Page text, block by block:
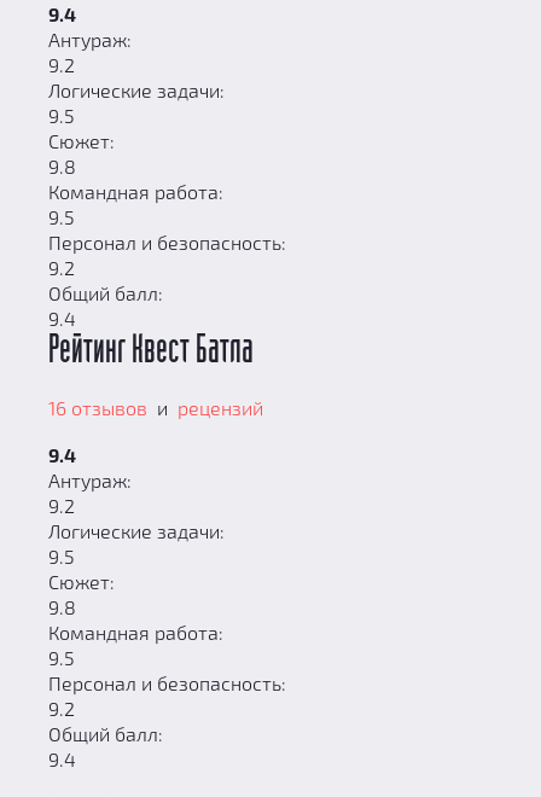
9.4
Антураж:
9.2
Логические задачи:
9.5
Сюжет:
9.8
Командная работа:
9.5
Персонал и безопасность:
9.2
Общий балл:
9.4
Рейтинг Квест Батла
16 отзывов и рецензий
9.4
Антураж:
9.2
Логические задачи:
9.5
Сюжет:
9.8
Командная работа:
9.5
Персонал и безопасность:
9.2
Общий балл:
9.4